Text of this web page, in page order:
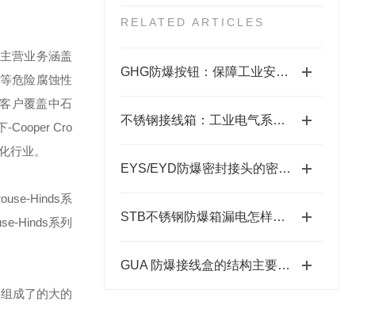
RELATED ARTICLES
GHG防爆按钮：保障工业安全的关键组件
不锈钢接线箱：工业电气系统的坚固守护者
EYS/EYD防爆密封接头的密封圈怎么更换？
STB不锈钢防爆箱漏电怎样解决？
GUA 防爆接线盒的结构主要包括外壳、端子板、密封圈、接线孔等部分
营业务涵盖
危险腐蚀性
户覆盖中石
-Cooper Cro
行业。
Hinds系
Hinds系列
成了的大的